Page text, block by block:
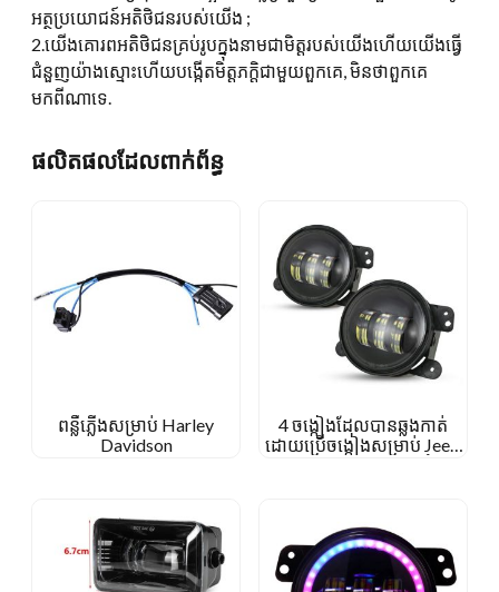
អត្ថប្រយោជន៍អតិថិជនរបស់យើង ;
2.យើងគោរពអតិថិជនគ្រប់រូបក្នុងនាមជាមិត្តរបស់យើងហើយយើងធ្វើ
ជំនួញយ៉ាងស្មោះហើយបង្កើតមិត្តភក្តិជាមួយពួកគេ, មិនថាពួកគេ
មកពីណាទេ.
ផលិតផលដែលពាក់ព័ន្ធ
ពន្លឺភ្លើងសម្រាប់ Harley
Davidson
4 ចង្កៀងដែលបានឆ្លងកាត់
ដោយប្រើចង្កៀងសម្រាប់ Jeep